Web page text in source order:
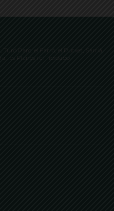
Parc, el Farró, el Putxet, Sarrià,
les Planes i el Tibidabo